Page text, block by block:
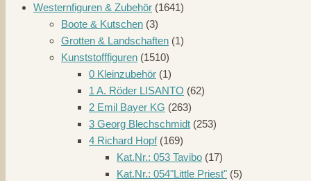
Westernfiguren & Zubehör (1641)
Boote & Kutschen (3)
Grotten & Landschaften (1)
Kunststofffiguren (1510)
0 Kleinzubehör (1)
1 A. Röder LISANTO (62)
2 Emil Bayer KG (263)
3 Georg Blechschmidt (253)
4 Richard Hopf (169)
Kat.Nr.: 053 Tavibo (17)
Kat.Nr.: 054"Little Priest" (5)